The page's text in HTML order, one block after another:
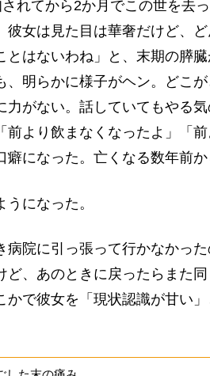
れてから2か月でこの世を去
女は見た目は華奢だけど、ど
とはないわね」と、末期の膵
、明らかに様子がヘン。どこ
力がない。話していてもやる
前より飲まなくなったよ」「
になった。亡くなる数年前か
になった。
院に引っ張って行かなかった
ど、あのときに戻ったらまた
かで彼女を「現状認識が甘い